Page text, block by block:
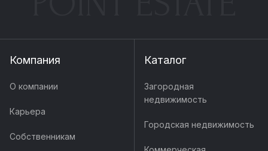
Компания
О компании
Карьера
Собственникам
Каталог
Загородная
недвижимость
Городская недвижимость